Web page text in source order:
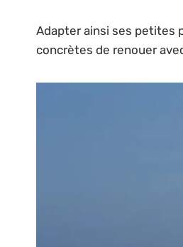
Adapter ainsi ses petites
concrètes de renouer